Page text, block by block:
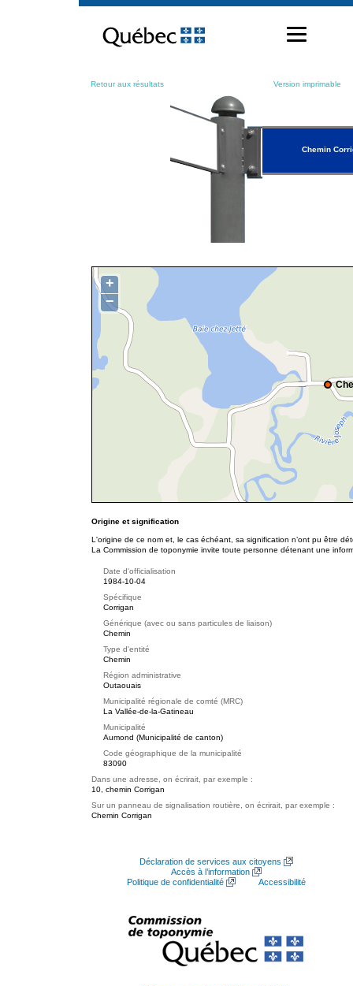
contenu
Retour aux résultats Version imprimable
Chemin
+
−
Origine et signification
L'origine de ce nom et, le cas échéant, sa signification n’ont pu être
La Commission de toponymie invite toute personne détenant une
Date d'officialisation
1984-10-04
Spécifique
Corrigan
Générique (avec ou sans particules de liaison)
Chemin
Type d'entité
Chemin
Région administrative
Outaouais
Municipalité régionale de comté (MRC)
La Vallée-de-la-Gatineau
Municipalité
Aumond (Municipalité de canton)
Code géographique de la municipalité
83090
Dans une adresse, on écrirait, par exemple :
10, chemin Corrigan
Sur un panneau de signalisation routière, on écrirait, par exemple :
Chemin Corrigan
Déclaration de services aux citoyens
Accès à l’information
Politique de confidentialité
Accessibilité